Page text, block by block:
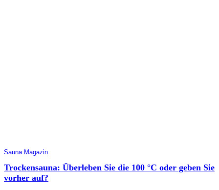
Sauna Magazin
Trockensauna: Überleben Sie die 100 °C oder geben Sie
vorher auf?